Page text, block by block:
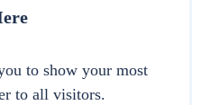
to show your most
to all visitors.